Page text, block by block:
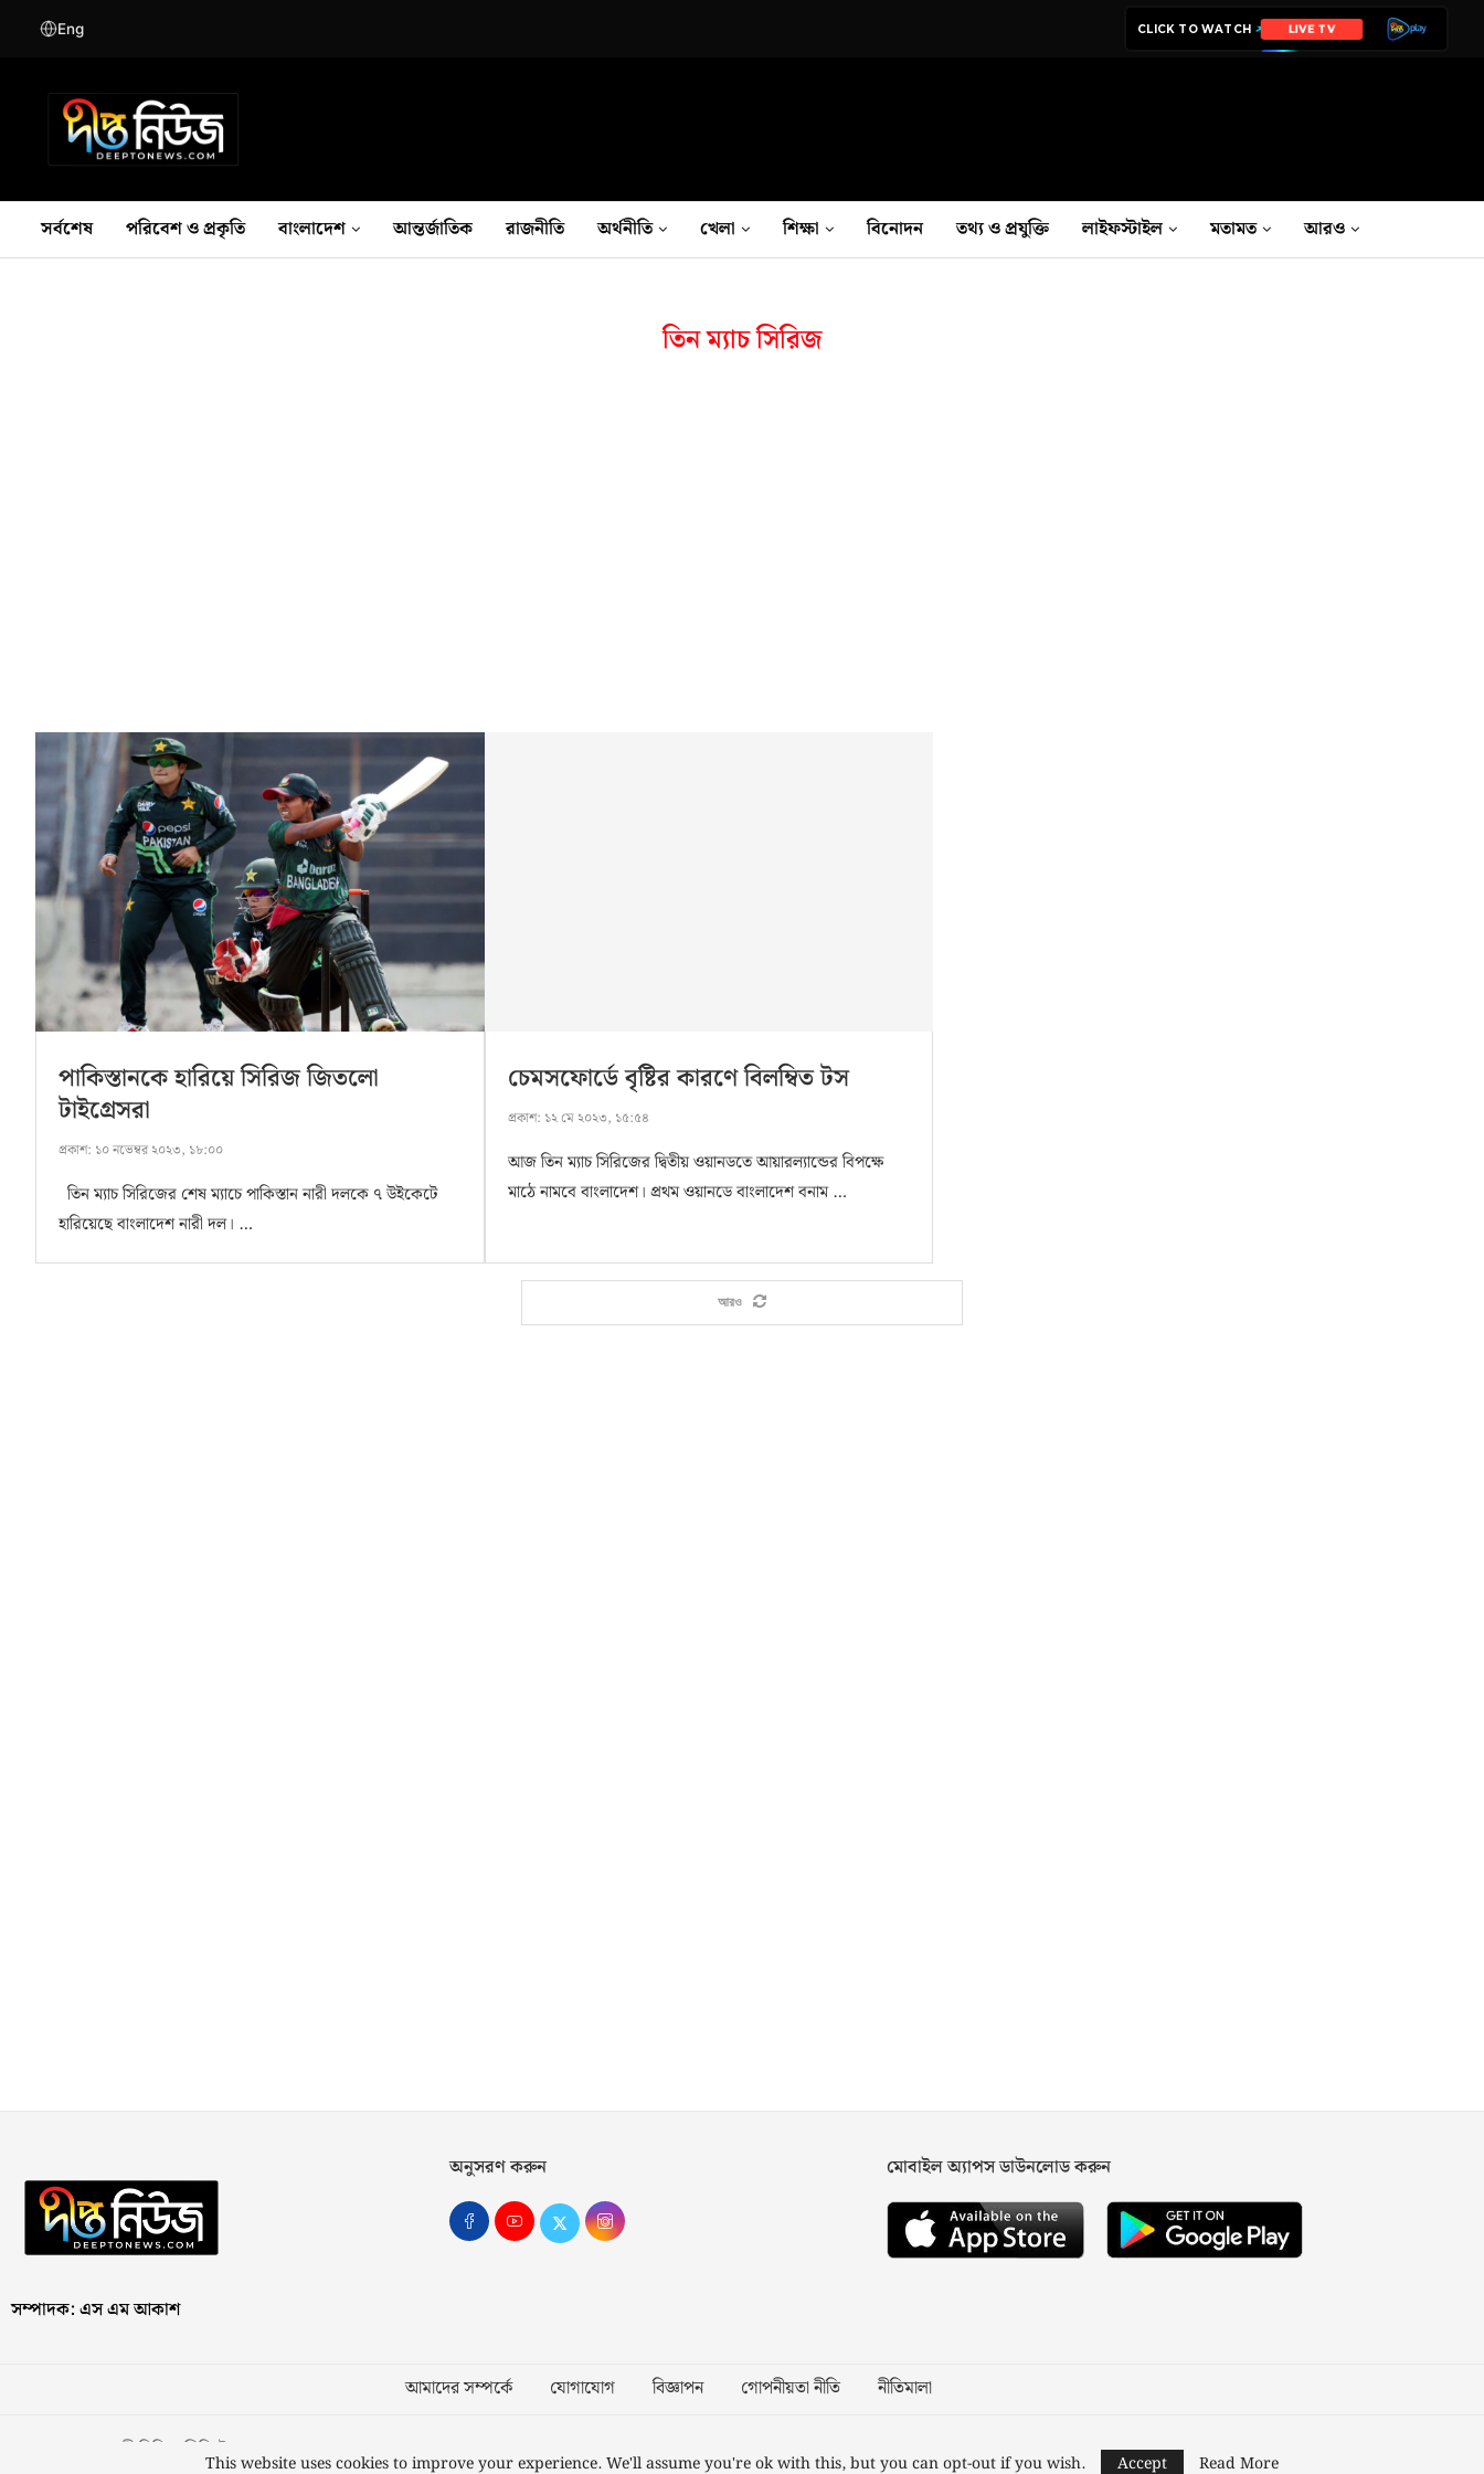
Eng CLICK TO WATCH LIVE TV
সর্বশেষ পরিবেশ ও প্রকৃতি বাংলাদেশ আন্তর্জাতিক রাজনীতি অর্থনীতি খেলা শিক্ষা বিনোদন তথ‍্য ও প্রযুক্তি লাইফস্টাইল মতামত আরও
তিন ম্যাচ সিরিজ
পাকিস্তানকে হারিয়ে সিরিজ জিতলো
টাইগ্রেসরা
প্রকাশ: ১০ নভেম্বর ২০২৩, ১৮:০০
তিন ম্যাচ সিরিজের শেষ ম্যাচে পাকিস্তান নারী দলকে ৭ উইকেটে
হারিয়েছে বাংলাদেশ নারী দল। …
চেমসফোর্ডে বৃষ্টির কারণে বিলম্বিত টস
প্রকাশ: ১২ মে ২০২৩, ১৫:৫৪
আজ তিন ম্যাচ সিরিজের দ্বিতীয় ওয়ানডতে আয়ারল্যান্ডের বিপক্ষে
মাঠে নামবে বাংলাদেশ। প্রথম ওয়ানডে বাংলাদেশ বনাম …
আরও
সম্পাদক: এস এম আকাশ
অনুসরণ করুন মোবাইল অ্যাপস ডাউনলোড করুন
আমাদের সম্পর্কে যোগাযোগ বিজ্ঞাপন গোপনীয়তা নীতি নীতিমালা
স্বত্ব © ২০২৩ কাজী মিডিয়া লিমিটেড Designed and Developed byNusratech Pte Ltd.
This website uses cookies to improve your experience. We'll assume you're ok with this, but you can opt-out if you wish. Accept Read More